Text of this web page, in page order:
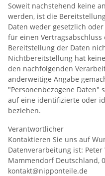
Soweit nachstehend keine
werden, ist die
Daten weder gesetzlich
für einen
Bereitstellung der Daten
Nichtbereitstellung hat
den nachfolgenden
anderweitige Angabe
"Personenbezogene Daten"
auf eine identifizierte oder
beziehen.
Verantwortlicher
Kontaktieren Sie uns auf
Datenverarbeitung ist: Peter
Mammendorf Deutschland,
kontakt@nipponteile.de